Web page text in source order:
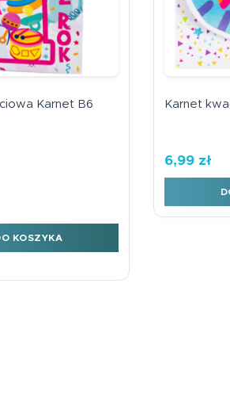
Karnet B6
Karnet B6 roczek Różowa
KOSZYKA
Karnet
6,99 zł